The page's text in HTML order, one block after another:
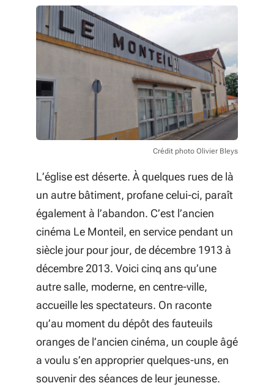
Crédit photo Olivier Bleys
L’église est déserte. À quelques rues de là
un autre bâtiment, profane celui-ci, paraît
également à l’abandon. C’est l’ancien
cinéma Le Monteil, en service pendant un
siècle jour pour jour, de décembre 1913 à
décembre 2013. Voici cinq ans qu’une
autre salle, moderne, en centre-ville,
accueille les spectateurs. On raconte
qu’au moment du dépôt des fauteuils
oranges de l’ancien cinéma, un couple âgé
a voulu s’en approprier quelques-uns, en
souvenir des séances de leur jeunesse.